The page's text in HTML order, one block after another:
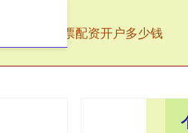
股票配资开户多少钱